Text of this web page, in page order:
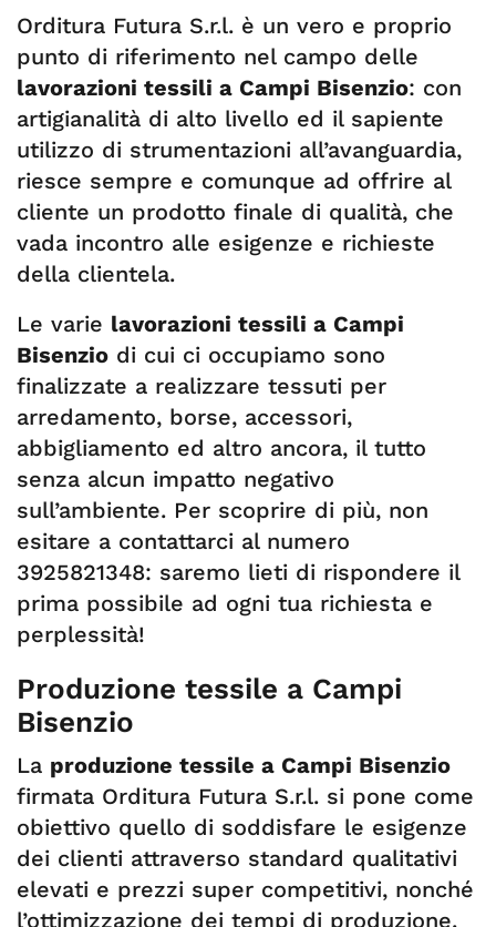
Orditura Futura S.r.l. è un vero e proprio
punto di riferimento nel campo delle
lavorazioni tessili a Campi Bisenzio: con
artigianalità di alto livello ed il sapiente
utilizzo di strumentazioni all’avanguardia,
riesce sempre e comunque ad offrire al
cliente un prodotto finale di qualità, che
vada incontro alle esigenze e richieste
della clientela.
Le varie lavorazioni tessili a Campi
Bisenzio di cui ci occupiamo sono
finalizzate a realizzare tessuti per
arredamento, borse, accessori,
abbigliamento ed altro ancora, il tutto
senza alcun impatto negativo
sull’ambiente. Per scoprire di più, non
esitare a contattarci al numero
3925821348: saremo lieti di rispondere il
prima possibile ad ogni tua richiesta e
perplessità!
Produzione tessile a Campi
Bisenzio
La produzione tessile a Campi Bisenzio
firmata Orditura Futura S.r.l. si pone come
obiettivo quello di soddisfare le esigenze
dei clienti attraverso standard qualitativi
elevati e prezzi super competitivi, nonché
l’ottimizzazione dei tempi di produzione.